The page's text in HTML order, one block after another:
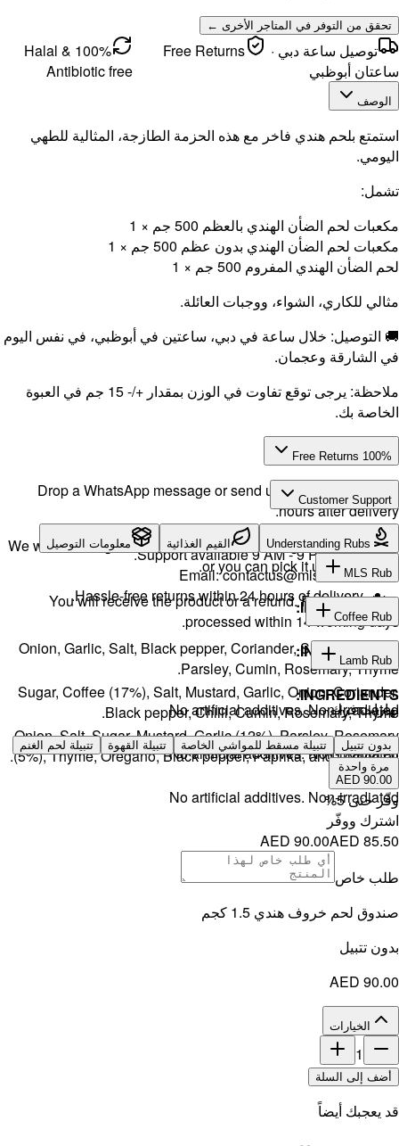
100% Halal &
للطهي
نفس اليوم
في الوزن بمقدار +/- 15 جم في العبوة
Drop
We will
You
Onion,
Sugar,
Onion,
(5%),
لحم الغنم